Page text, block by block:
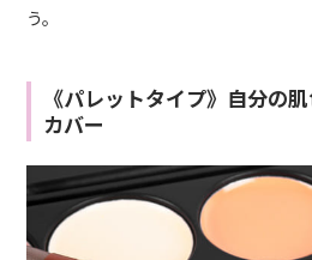
う。
《パレットタイプ》自分の
カバー